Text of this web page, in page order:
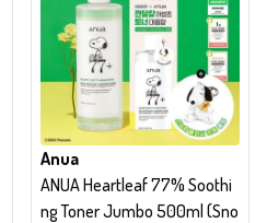
Anua
ANUA Heartleaf 77% Soothi
ng Toner Jumbo 500ml (Sno